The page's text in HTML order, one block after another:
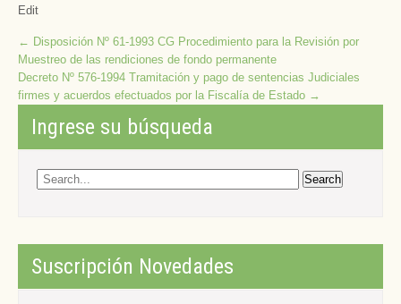
Edit
Post
navigation
← Disposición Nº 61-1993 CG Procedimiento para la Revisión por
Muestreo de las rendiciones de fondo permanente
Decreto Nº 576-1994 Tramitación y pago de sentencias Judiciales
firmes y acuerdos efectuados por la Fiscalía de Estado →
Ingrese su búsqueda
Suscripción Novedades